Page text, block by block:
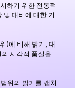
하기 위한 전통적
및 대비에 대한 기
)에 비해 밝기, 대
시각적 품질을
위의 밝기를 캡처